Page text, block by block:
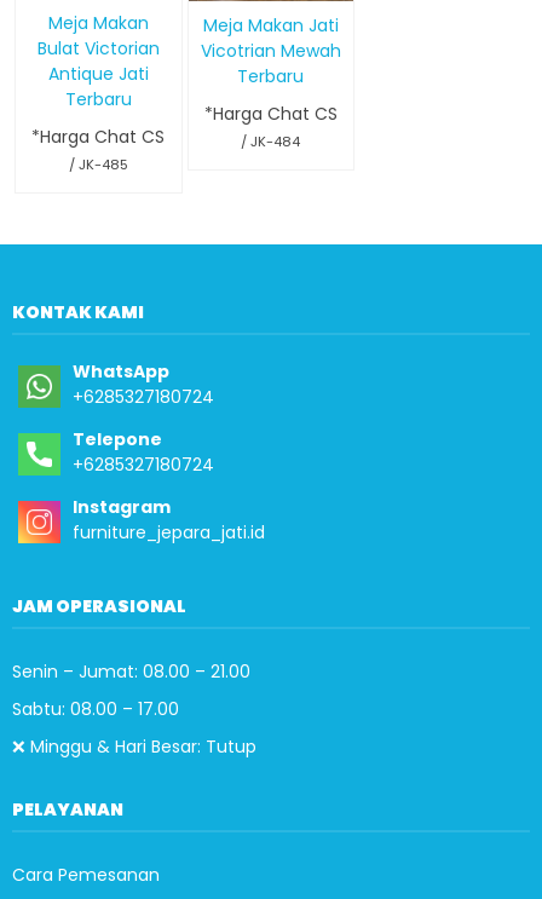
Meja Makan
Bulat Victorian
Antique Jati
Terbaru
*Harga Chat CS
/ JK-485
Meja Makan Jati
Vicotrian Mewah
Terbaru
*Harga Chat CS
/ JK-484
KONTAK KAMI
WhatsApp
+6285327180724
Telepone
+6285327180724
Instagram
furniture_jepara_jati.id
JAM OPERASIONAL
Senin – Jumat: 08.00 – 21.00
Sabtu: 08.00 – 17.00
❌ Minggu & Hari Besar: Tutup
PELAYANAN
Cara Pemesanan